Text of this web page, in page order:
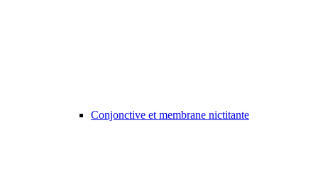
Conjonctive et membrane nictitante